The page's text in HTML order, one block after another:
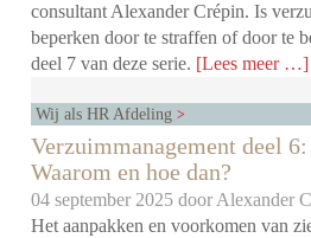
consultant Alexander Crépin. Is
beperken door te straffen of door te
deel 7 van deze serie. [Lees meer …]
Wij als HR Afdeling
Verzuimmanagement deel
Waarom en hoe dan?
04 september 2025 doorAlexander
Het aanpakken en voorkomen van